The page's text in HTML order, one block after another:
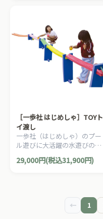
［一歩社 はじめしゃ］TOYト
イ渡し
一歩社（はじめしゃ）のプー
ル遊びに大活躍の水遊びのお
ンジレールを使ってコースが
29,000円(税込31,900円)
← 1